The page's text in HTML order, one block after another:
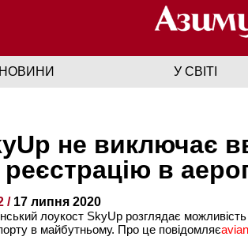
НОВИНИ У СВІТІ
не виключає
реєстрацію в
/ 17 липня 2020
лоукост SkyUp розглядає
в майбутньому. Про це повідомляє